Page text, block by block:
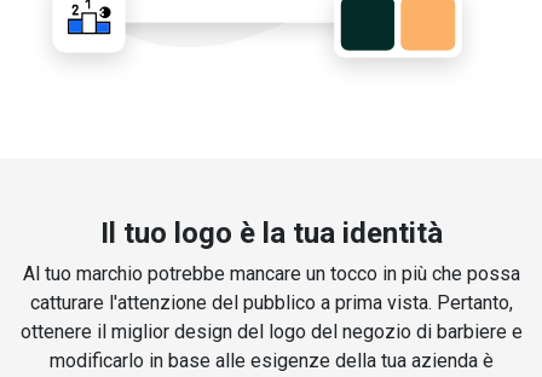
Il tuo logo è la tua identità
Al tuo marchio potrebbe mancare un tocco in più che possa
catturare l'attenzione del pubblico a prima vista. Pertanto,
ottenere il miglior design del logo del negozio di barbiere e
modificarlo in base alle esigenze della tua azienda è